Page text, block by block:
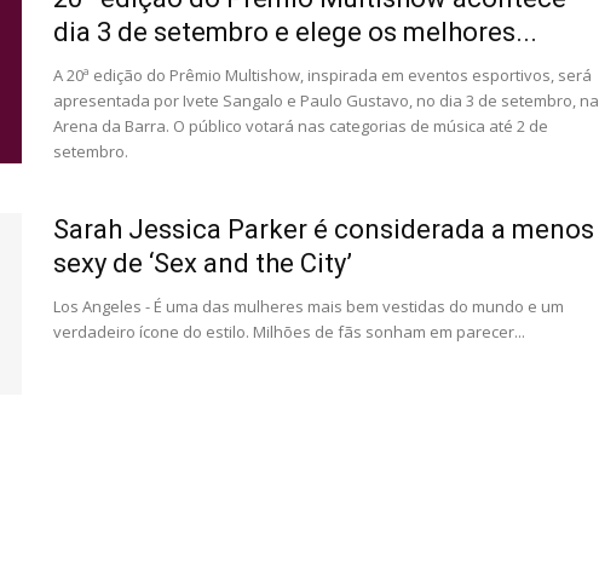
dia 3 de setembro e elege os melhores...
A 20ª edição do Prêmio Multishow, inspirada em eventos esportivos, será
apresentada por Ivete Sangalo e Paulo Gustavo, no dia 3 de setembro, na
Arena da Barra. O público votará nas categorias de música até 2 de
setembro.
Sarah Jessica Parker é considerada a menos
sexy de ‘Sex and the City’
Los Angeles - É uma das mulheres mais bem vestidas do mundo e um
verdadeiro ícone do estilo. Milhões de fãs sonham em parecer...